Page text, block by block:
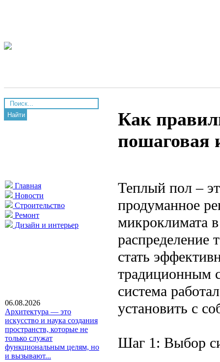
Найти
Главная
Новости
Строительство
Ремонт
Дизайн и интерьер
06.08.2026
Архитектура — это
искусство и наука создания
пространств, которые не
только служат
функциональным целям, но
и вызывают...
Как
пошаговая
Теплый пол –
продуманное
микроклимата
распределение
стать
традиционным
система
установить с
Шаг 1: Выбор